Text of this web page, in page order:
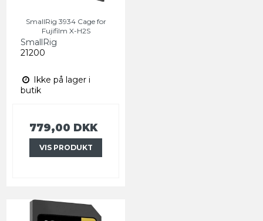
SmallRig 3934 Cage for
Fujifilm X-H2S
SmallRig
21200
Ikke på lager i
butik
779,00 DKK
VIS PRODUKT